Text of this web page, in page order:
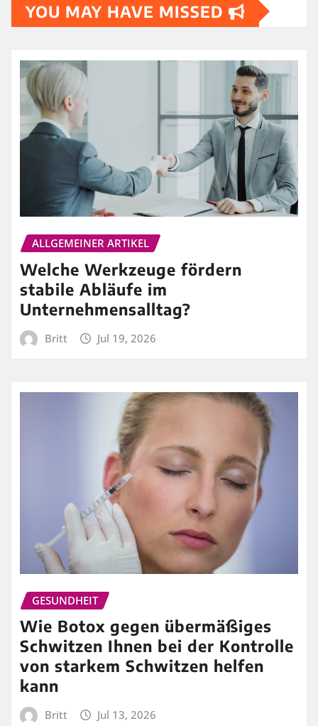
YOU MAY HAVE MISSED
ALLGEMEINER ARTIKEL
Welche Werkzeuge fördern
stabile Abläufe im
Unternehmensalltag?
Britt Jul 19, 2026
GESUNDHEIT
Wie Botox gegen übermäßiges
Schwitzen Ihnen bei der Kontrolle
von starkem Schwitzen helfen
kann
Britt Jul 13, 2026